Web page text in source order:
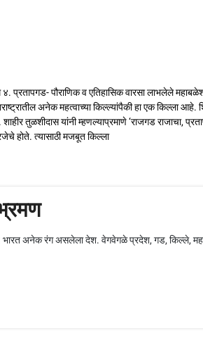
४. प्रतापगड- पौराणिक व एतिहासिक वारसा लाभलेले
अनेक महत्वाच्या किल्ल्यांपैकी हा एक किल्ला आहे.
तुळशीदास यांनी म्हणल्याप्रमाणे ‘राजगड राजाचा,
होते. त्यासाठी मजबूत किल्ला
अनेक रंग असलेला देश. वेगवेगळे प्रदेश, गड, किल्ले,